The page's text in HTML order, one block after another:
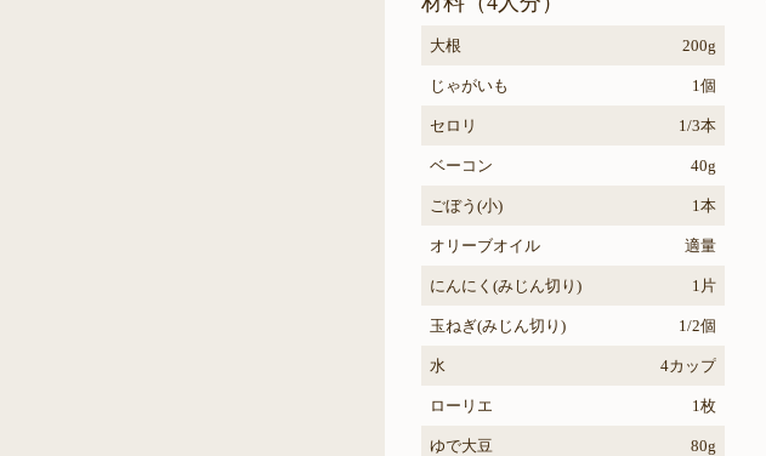
大根 200g
じゃがいも 1個
セロリ 1/3本
ベーコン 40g
ごぼう(小) 1本
オリーブオイル 適量
にんにく(みじん切り) 1片
玉ねぎ(みじん切り) 1/2個
水 4カップ
ローリエ 1枚
ゆで大豆 80g